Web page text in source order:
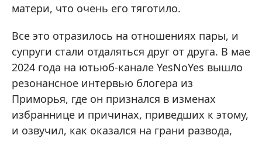
матери, что очень его тяготило.
Все это отразилось на отношениях пары, и
супруги стали отдаляться друг от друга. В мае
2024 года на ютьюб-канале YesNoYes вышло
резонансное интервью блогера из
Приморья, где он признался в изменах
избраннице и причинах, приведших к этому,
и озвучил, как оказался на грани развода,